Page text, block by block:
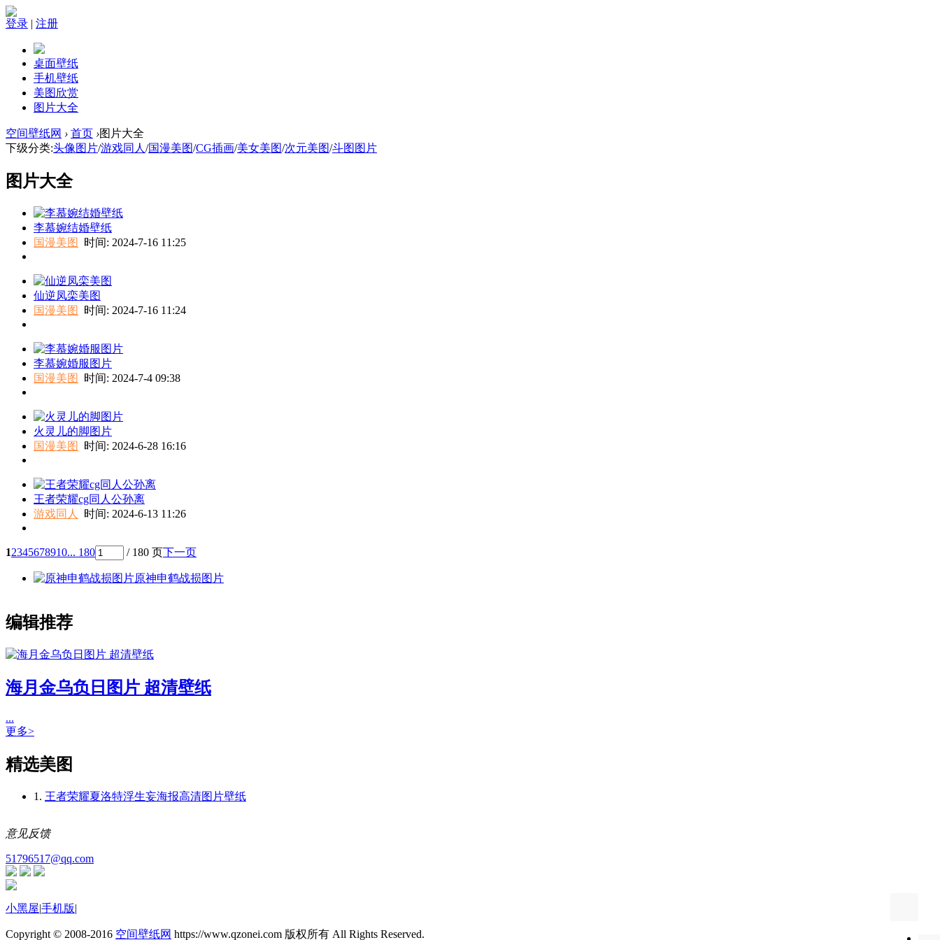
登录 | 注册
桌面壁纸
手机壁纸
美图欣赏
图片大全
空间壁纸网 › 首页 ›图片大全
下级分类:头像图片/游戏同人 /国漫美图/CG插画/美女美图/次元美图/斗图图片
图片大全
李慕婉结婚壁纸
国漫美图
时间: 2024-7-16 11:25
仙逆凤栾美图
国漫美图
时间: 2024-7-16 11:24
李慕婉婚服图片
国漫美图
时间: 2024-7-4 09:38
火灵儿的脚图片
国漫美图
时间: 2024-6-28 16:16
王者荣耀cg同人公孙离
游戏同人
时间: 2024-6-13 11:26
12345678910... 180 / 180 页下一页
原神申鹤战损图片
编辑推荐
海月金乌负日图片 超清壁纸
...
更多>
精选美图
1. 王者荣耀夏洛特浮生妄海报高清图片壁纸
意见反馈
51796517@qq.com
小黑屋|手机版|
Copyright © 2008-2016 空间壁纸网 https://www.qzonei.com 版权所有 All Rights Reserved.